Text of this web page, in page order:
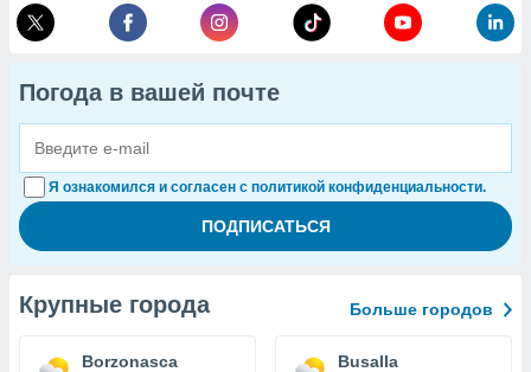
Погода в вашей почте
Я ознакомился и согласен с политикой конфиденциальности.
Крупные города Больше городов
Borzonasca Busalla